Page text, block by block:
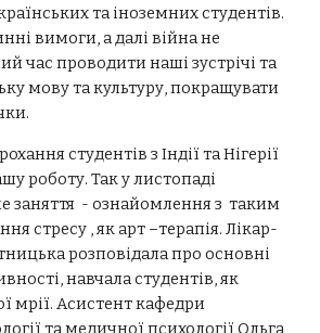
та іноземних студентів.
вимоги, а далі війна не
час проводити наші зустрічі та
мову та культуру, покращувати
студентів з Індії та Нігерії
роботу. Так у листопаді
заняття - ознайомлення з таким
стресу , як арт –терапія. Лікар-
розповідала про основні
навчала студентів, як
мрії. Асистент кафедри
та медичної психології Ольга